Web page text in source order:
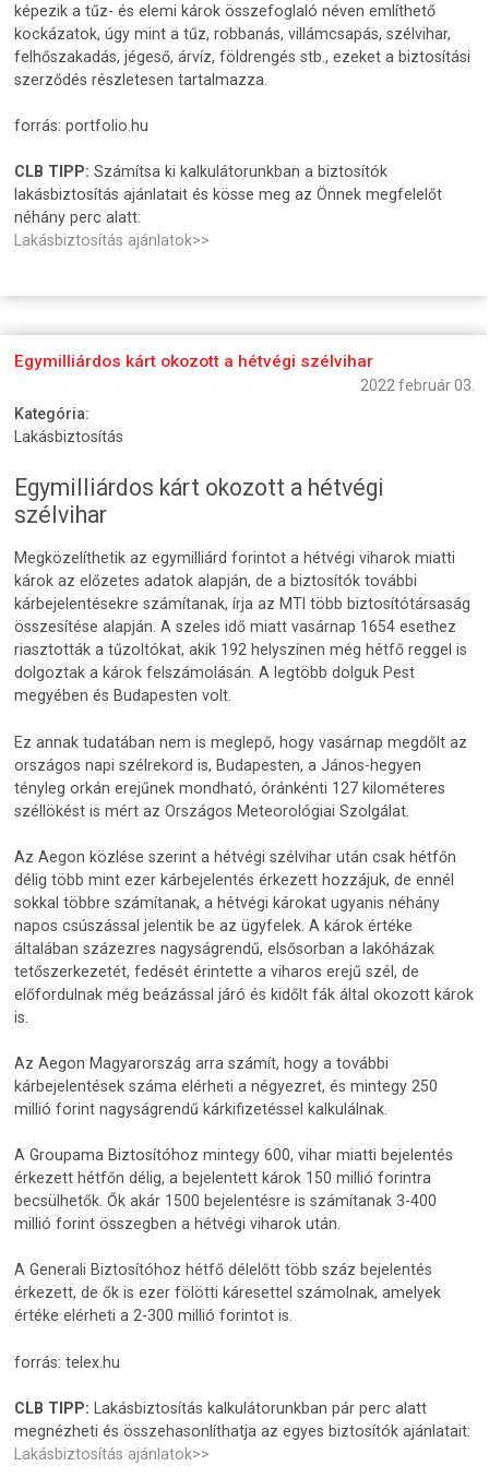
képezik a tűz- és elemi károk összefoglaló néven említhető
kockázatok, úgy mint a tűz, robbanás, villámcsapás, szélvihar,
felhőszakadás, jégeső, árvíz, földrengés stb., ezeket a biztosítási
szerződés részletesen tartalmazza.
forrás: portfolio.hu
CLB TIPP: Számítsa ki kalkulátorunkban a biztosítók
lakásbiztosítás ajánlatait és kösse meg az Önnek megfelelőt
néhány perc alatt:
Lakásbiztosítás ajánlatok>>
Egymilliárdos kárt okozott a hétvégi szélvihar
2022 február 03.
Kategória:
Lakásbiztosítás
Egymilliárdos kárt okozott a hétvégi
szélvihar
Megközelíthetik az egymilliárd forintot a hétvégi viharok miatti
károk az előzetes adatok alapján, de a biztosítók további
kárbejelentésekre számítanak, írja az MTI több biztosítótársaság
összesítése alapján. A szeles idő miatt vasárnap 1654 esethez
riasztották a tűzoltókat, akik 192 helyszínen még hétfő reggel is
dolgoztak a károk felszámolásán. A legtöbb dolguk Pest
megyében és Budapesten volt.
Ez annak tudatában nem is meglepő, hogy vasárnap megdőlt az
országos napi szélrekord is, Budapesten, a János-hegyen
tényleg orkán erejűnek mondható, óránkénti 127 kilométeres
széllökést is mért az Országos Meteorológiai Szolgálat.
Az Aegon közlése szerint a hétvégi szélvihar után csak hétfőn
délig több mint ezer kárbejelentés érkezett hozzájuk, de ennél
sokkal többre számítanak, a hétvégi károkat ugyanis néhány
napos csúszással jelentik be az ügyfelek. A károk értéke
általában százezres nagyságrendű, elsősorban a lakóházak
tetőszerkezetét, fedését érintette a viharos erejű szél, de
előfordulnak még beázással járó és kidőlt fák által okozott károk
is.
Az Aegon Magyarország arra számít, hogy a további
kárbejelentések száma elérheti a négyezret, és mintegy 250
millió forint nagyságrendű kárkifizetéssel kalkulálnak.
A Groupama Biztosítóhoz mintegy 600, vihar miatti bejelentés
érkezett hétfőn délig, a bejelentett károk 150 millió forintra
becsülhetők. Ők akár 1500 bejelentésre is számítanak 3-400
millió forint összegben a hétvégi viharok után.
A Generali Biztosítóhoz hétfő délelőtt több száz bejelentés
érkezett, de ők is ezer fölötti káresettel számolnak, amelyek
értéke elérheti a 2-300 millió forintot is.
forrás: telex.hu
CLB TIPP: Lakásbiztosítás kalkulátorunkban pár perc alatt
megnézheti és összehasonlíthatja az egyes biztosítók ajánlatait:
Lakásbiztosítás ajánlatok>>